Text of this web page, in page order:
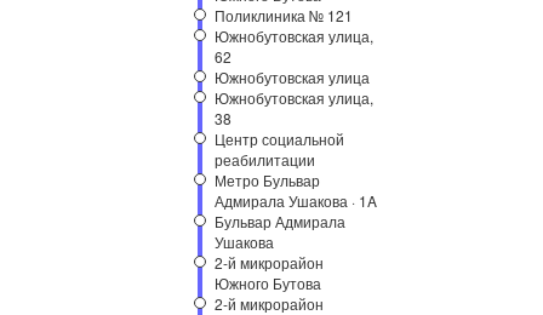
Поликлиника № 121
Южнобутовская улица,
62
Южнобутовская улица
Южнобутовская улица,
38
Центр социальной
реабилитации
Метро Бульвар
Адмирала Ушакова · 1A
Бульвар Адмирала
Ушакова
2-й микрорайон
Южного Бутова
2-й микрорайон